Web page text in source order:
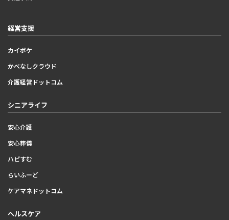
経営支援
カイポケ
かべなしクラウド
介護経営ドットコム
シニアライフ
安心介護
安心葬儀
ハピすむ
らいふーど
ケアマネドットコム
ヘルスケア